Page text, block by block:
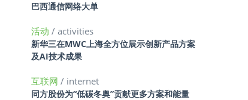
巴西通信网络大单
活动 / activities
新华三在MWC上海全方位展示创新产品方案
及AI技术成果
互联网 / internet
同方股份为“低碳冬奥”贡献更多方案和能量